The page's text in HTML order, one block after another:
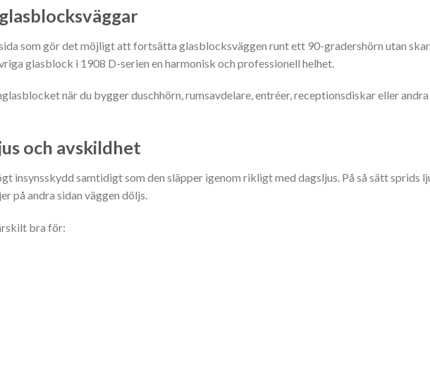
som gör det möjligt att fortsätta glasblocksväggen runt ett 90-gradershörn utan
glasblock i 1908 D-serien en harmonisk och professionell helhet.
när du bygger duschhörn, rumsavdelare, entréer, receptionsdiskar eller
och avskildhet
insynsskydd samtidigt som den släpper igenom rikligt med dagsljus. På så sätt sprids
på andra sidan väggen döljs.
bra för: